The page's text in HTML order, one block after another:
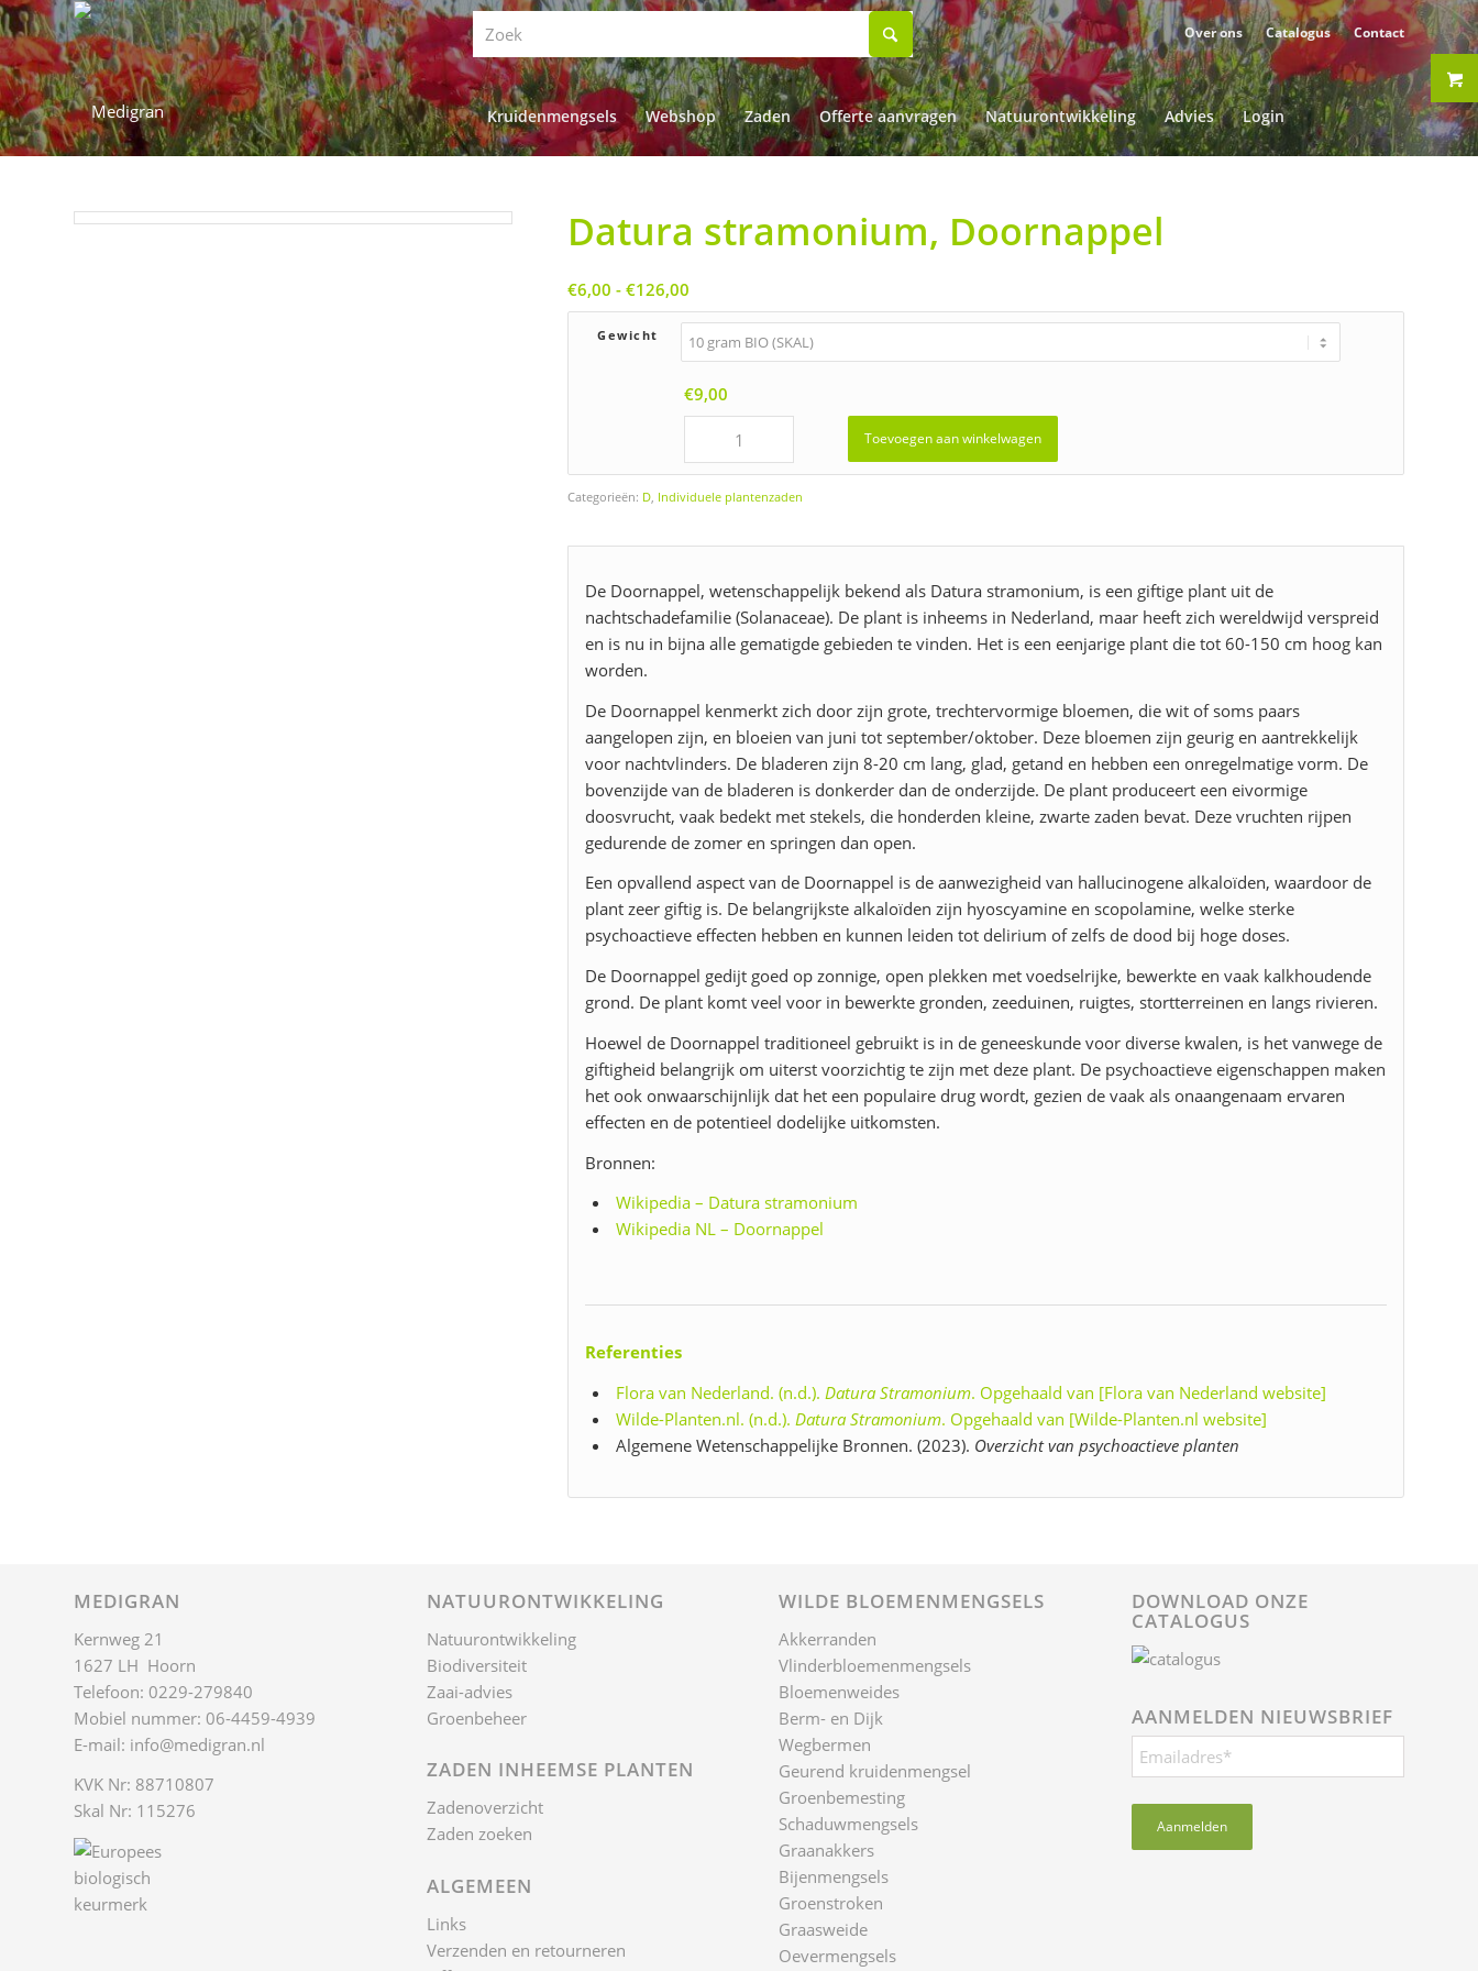
Over ons Catalogus Contact
Kruidenmengsels Webshop Zaden Offerte aanvragen Natuurontwikkeling Advies Login
Datura stramonium, Doornappel
€6,00 - €126,00
€6,00
tot
€126,00
Gewicht
€9,00
Toevoegen aan winkelwagen
Categorieën: D, Individuele plantenzaden
De Doornappel, wetenschappelijk bekend als Datura stramonium, is een giftige plant uit de
nachtschadefamilie (Solanaceae). De plant is inheems in Nederland, maar heeft zich wereldwijd verspreid
en is nu in bijna alle gematigde gebieden te vinden. Het is een eenjarige plant die tot 60-150 cm hoog kan
worden.
De Doornappel kenmerkt zich door zijn grote, trechtervormige bloemen, die wit of soms paars
aangelopen zijn, en bloeien van juni tot september/oktober. Deze bloemen zijn geurig en aantrekkelijk
voor nachtvlinders. De bladeren zijn 8-20 cm lang, glad, getand en hebben een onregelmatige vorm. De
bovenzijde van de bladeren is donkerder dan de onderzijde. De plant produceert een eivormige
doosvrucht, vaak bedekt met stekels, die honderden kleine, zwarte zaden bevat. Deze vruchten rijpen
gedurende de zomer en springen dan open.
Een opvallend aspect van de Doornappel is de aanwezigheid van hallucinogene alkaloïden, waardoor de
plant zeer giftig is. De belangrijkste alkaloïden zijn hyoscyamine en scopolamine, welke sterke
psychoactieve effecten hebben en kunnen leiden tot delirium of zelfs de dood bij hoge doses.
De Doornappel gedijt goed op zonnige, open plekken met voedselrijke, bewerkte en vaak kalkhoudende
grond. De plant komt veel voor in bewerkte gronden, zeeduinen, ruigtes, stortterreinen en langs rivieren.
Hoewel de Doornappel traditioneel gebruikt is in de geneeskunde voor diverse kwalen, is het vanwege de
giftigheid belangrijk om uiterst voorzichtig te zijn met deze plant. De psychoactieve eigenschappen maken
het ook onwaarschijnlijk dat het een populaire drug wordt, gezien de vaak als onaangenaam ervaren
effecten en de potentieel dodelijke uitkomsten.
Bronnen:
Wikipedia – Datura stramonium
Wikipedia NL – Doornappel
Referenties
Flora van Nederland. (n.d.). Datura Stramonium. Opgehaald van [Flora van Nederland website]
Wilde-Planten.nl. (n.d.). Datura Stramonium. Opgehaald van [Wilde-Planten.nl website]
Algemene Wetenschappelijke Bronnen. (2023). Overzicht van psychoactieve planten
MEDIGRAN
Kernweg 21
1627 LH Hoorn
Telefoon: 0229-279840
Mobiel nummer: 06-4459-4939
E-mail: info@medigran.nl
KVK Nr: 88710807
Skal Nr: 115276
NATUURONTWIKKELING
Natuurontwikkeling
Biodiversiteit
Zaai-advies
Groenbeheer
ZADEN INHEEMSE PLANTEN
Zadenoverzicht
Zaden zoeken
ALGEMEEN
Links
Verzenden en retourneren
WILDE BLOEMENMENGSELS
Akkerranden
Vlinderbloemenmengsels
Bloemenweides
Berm- en Dijk
Wegbermen
Geurend kruidenmengsel
Groenbemesting
Schaduwmengsels
Graanakkers
Bijenmengsels
Groenstroken
Graasweide
Oevermengsels
DOWNLOAD ONZE
CATALOGUS
AANMELDEN NIEUWSBRIEF